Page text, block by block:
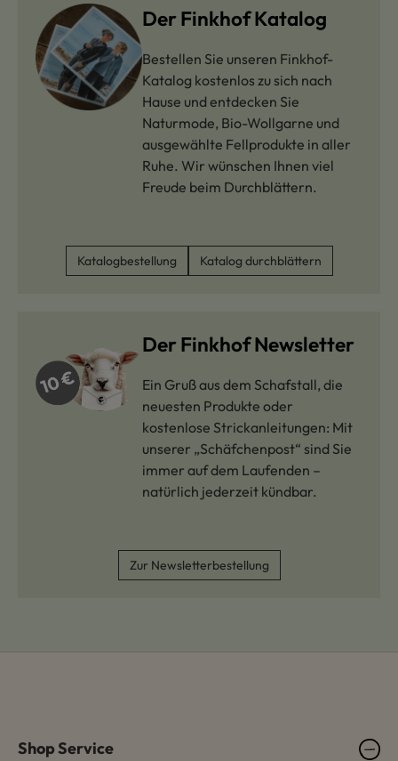
Der Finkhof Katalog
Bestellen Sie unseren Finkhof-
Katalog kostenlos zu sich nach
Hause und entdecken Sie
Naturmode, Bio-Wollgarne und
ausgewählte Fellprodukte in aller
Ruhe. Wir wünschen Ihnen viel
Freude beim Durchblättern.
Katalogbestellung Katalog durchblättern
Der Finkhof Newsletter
Ein Gruß aus dem Schafstall, die
neuesten Produkte oder
kostenlose Strickanleitungen: Mit
unserer „Schäfchenpost“ sind Sie
immer auf dem Laufenden –
natürlich jederzeit kündbar.
Zur Newsletterbestellung
Shop Service